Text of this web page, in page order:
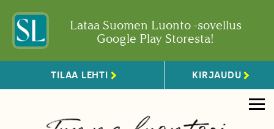
Lataa Suomen Luonto -sovellus
Google Play Storesta!
TILAA LEHTI KIRJAUDU